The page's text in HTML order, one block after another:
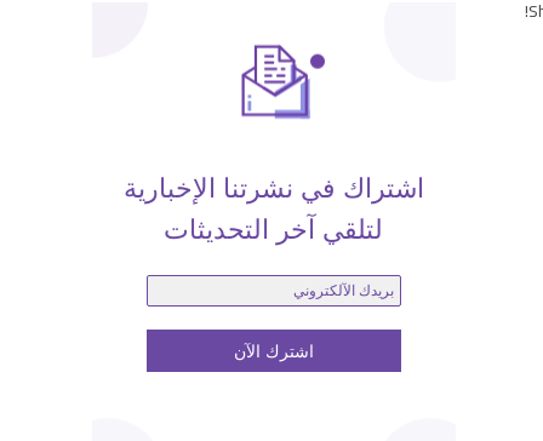
اشتراك في نشرتنا الإخبارية
لتلقي آخر التحديثات